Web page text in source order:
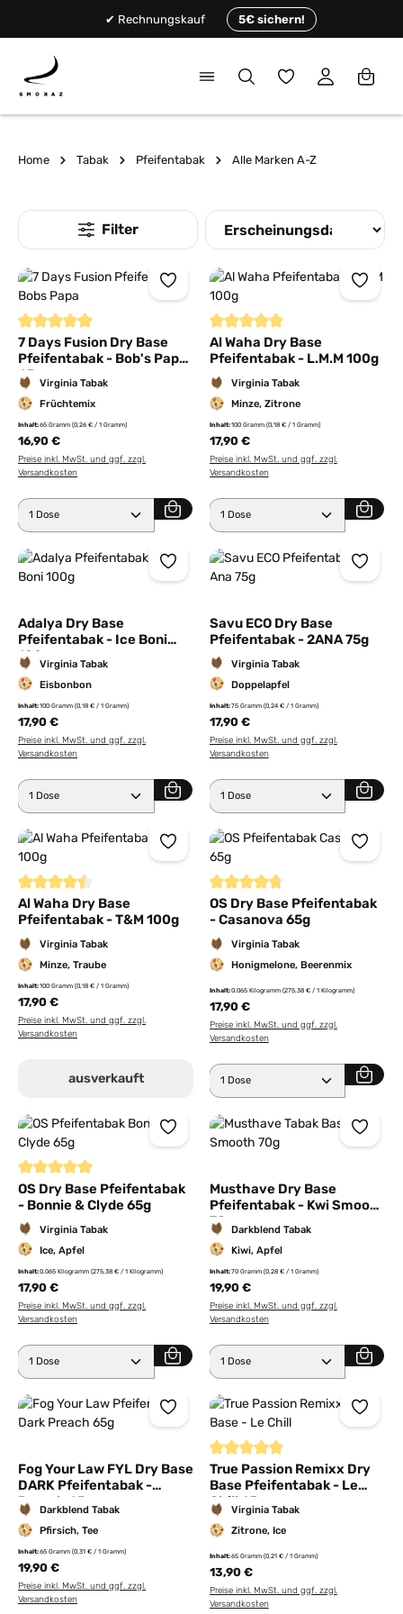
✔ Rechnungskauf 5€ sichern!
Du hast 0
Home Tabak Pfeifentabak Alle Marken A-Z
Durchschnittliche Bewertung von 5 von 5 Sternen
7 Days Fusion Dry Base
Pfeifentabak - Bob's Papa
65g
Virginia Tabak
Früchtemix
Inhalt:65 Gramm (0,26 € / 1 Gramm)
16,90 €
Preise inkl. MwSt. und ggf. zzgl.
Versandkosten
Produkt Anzahl: Gib den gewünschten Wert ein
Durchschnittliche Bewertung
Al Waha Dry Base
Pfeifentabak - L.M.M 100g
Virginia Tabak
Minze, Zitrone
Inhalt:100 Gramm (0,18 € / 1 Gramm)
17,90 €
Preise inkl. MwSt. und ggf. zzgl.
Versandkosten
Produkt Anzahl: Gib den
Adalya Dry Base
Pfeifentabak - Ice Boni
100g
Virginia Tabak
Eisbonbon
Inhalt:100 Gramm (0,18 € / 1 Gramm)
17,90 €
Preise inkl. MwSt. und ggf. zzgl.
Versandkosten
Produkt Anzahl: Gib den gewünschten Wert ein
Savu ECO Dry Base
Pfeifentabak - 2ANA 75g
Virginia Tabak
Doppelapfel
Inhalt:75 Gramm (0,24 € / 1 Gramm)
17,90 €
Preise inkl. MwSt. und ggf. zzgl.
Versandkosten
Produkt Anzahl: Gib den
Durchschnittliche Bewertung von 4.5 von 5 Sternen
Al Waha Dry Base
Pfeifentabak - T&M 100g
Virginia Tabak
Minze, Traube
Inhalt:100 Gramm (0,18 € / 1 Gramm)
17,90 €
Preise inkl. MwSt. und ggf. zzgl.
Versandkosten
ausverkauft
Durchschnittliche Bewertung
OS Dry Base Pfeifentabak
- Casanova 65g
Virginia Tabak
Honigmelone, Beerenmix
Inhalt:0.065 Kilogramm (275,38 € / 1 Kilogramm)
17,90 €
Preise inkl. MwSt. und ggf. zzgl.
Versandkosten
Produkt Anzahl: Gib den
Durchschnittliche Bewertung von 5 von 5 Sternen
OS Dry Base Pfeifentabak
- Bonnie & Clyde 65g
Virginia Tabak
Ice, Apfel
Inhalt:0.065 Kilogramm (275,38 € / 1 Kilogramm)
17,90 €
Preise inkl. MwSt. und ggf. zzgl.
Versandkosten
Produkt Anzahl: Gib den gewünschten Wert ein
Musthave Dry Base
Pfeifentabak - Kwi Smooth
70g
Darkblend Tabak
Kiwi, Apfel
Inhalt:70 Gramm (0,28 € / 1 Gramm)
19,90 €
Preise inkl. MwSt. und ggf. zzgl.
Versandkosten
Produkt Anzahl: Gib den
Fog Your Law FYL Dry Base
DARK Pfeifentabak -
Preach 65g
Darkblend Tabak
Pfirsich, Tee
Inhalt:65 Gramm (0,31 € / 1 Gramm)
19,90 €
Preise inkl. MwSt. und ggf. zzgl.
Versandkosten
Durchschnittliche Bewertung
True Passion Remixx Dry
Base Pfeifentabak - Le
Chill 65g
Virginia Tabak
Zitrone, Ice
Inhalt:65 Gramm (0,21 € / 1 Gramm)
13,90 €
Preise inkl. MwSt. und ggf. zzgl.
Versandkosten